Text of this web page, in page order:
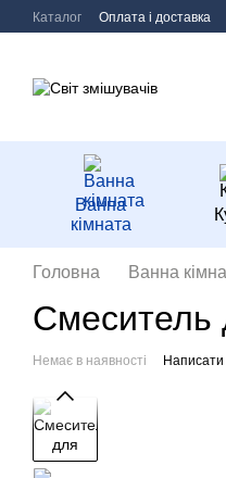
Перейти до основного
Каталог Оплата і доставка
Ванна
кімната
Головна Ванна
Смеситель
Немає в наявності Написати